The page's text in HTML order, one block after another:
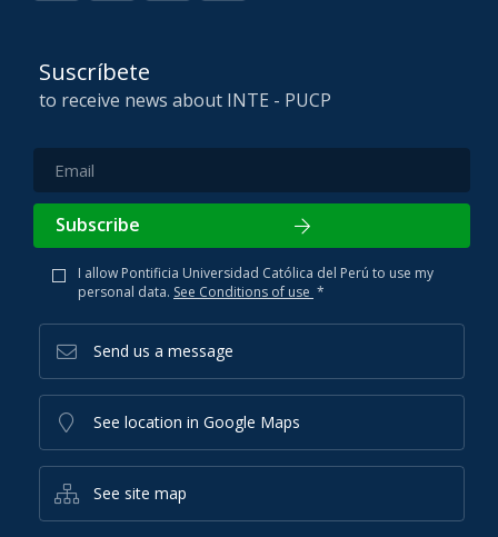
Suscríbete
to receive news about INTE - PUCP
Subscribe
I allow Pontificia Universidad Católica del Perú to use my
personal data. See Conditions of use *
Send us a message
See location in Google Maps
See site map